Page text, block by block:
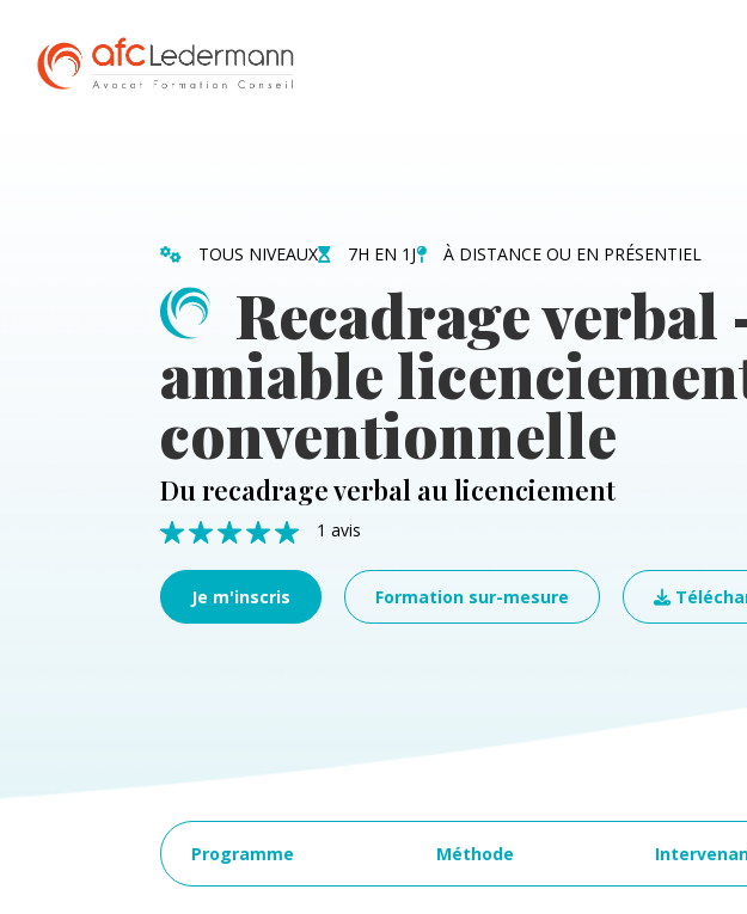
TOUS NIVEAUX 7H EN 1J À DISTANCE OU EN PRÉSENTIEL
Recadrage
amiable
conventionnelle
Du recadrage verbal au licenciement
1 avis
Je m'inscris Formation sur-mesure
Programme Méthode